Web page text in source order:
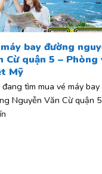
bay đường
Cừ quận 5 – Phòng
Mỹ
đang tìm mua vé máy bay
Nguyễn Văn Cừ quận 5